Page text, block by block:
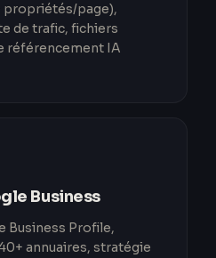
propriétés/page),
de trafic, fichiers
référencement IA
Business
Business Profile,
annuaires, stratégie